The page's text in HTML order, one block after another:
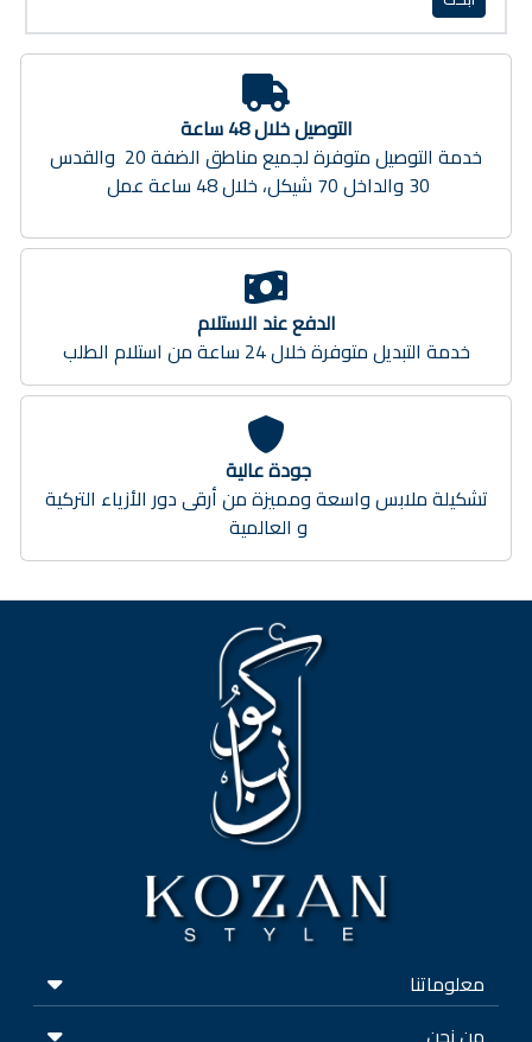
التوصيل خلال 48 ساعة
خدمة التوصيل متوفرة لجميع مناطق الضفة 20 والقدس
30 والداخل 70 شيكل، خلال 48 ساعة عمل
الدفع عند الاستلام
خدمة التبديل متوفرة خلال 24 ساعة من استلام الطلب
جودة عالية
تشكيلة ملابس واسعة ومميزة من أرقى دور الأزياء التركية
و العالمية
معلوماتنا